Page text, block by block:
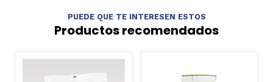
PUEDE QUE TE INTERESEN ESTOS
Productos recomendados